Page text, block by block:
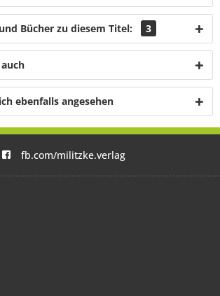
Bücher zu diesem Titel: 3
ebenfalls angesehen
fb.com/militzke.verlag